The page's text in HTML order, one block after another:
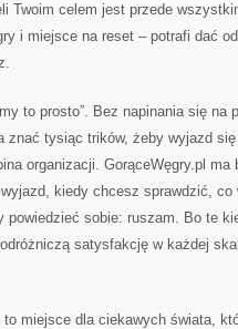
Twoim celem jest przede
i miejsce na reset – potrafi dać
to prosto”. Bez napinania się na
znać tysiąc trików, żeby wyjazd
organizacji. GorąceWęgry.pl
kiedy chcesz sprawdzić,
powiedzieć sobie: ruszam. Bo te
satysfakcję w każdej
to miejsce dla ciekawych świata,